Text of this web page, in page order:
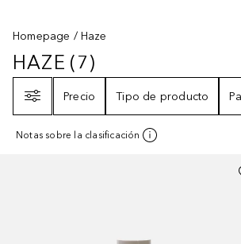
Homepage
Haze
HAZE7
HAZE (7)
Precio
Tipo de producto
Notas sobre la clasificación